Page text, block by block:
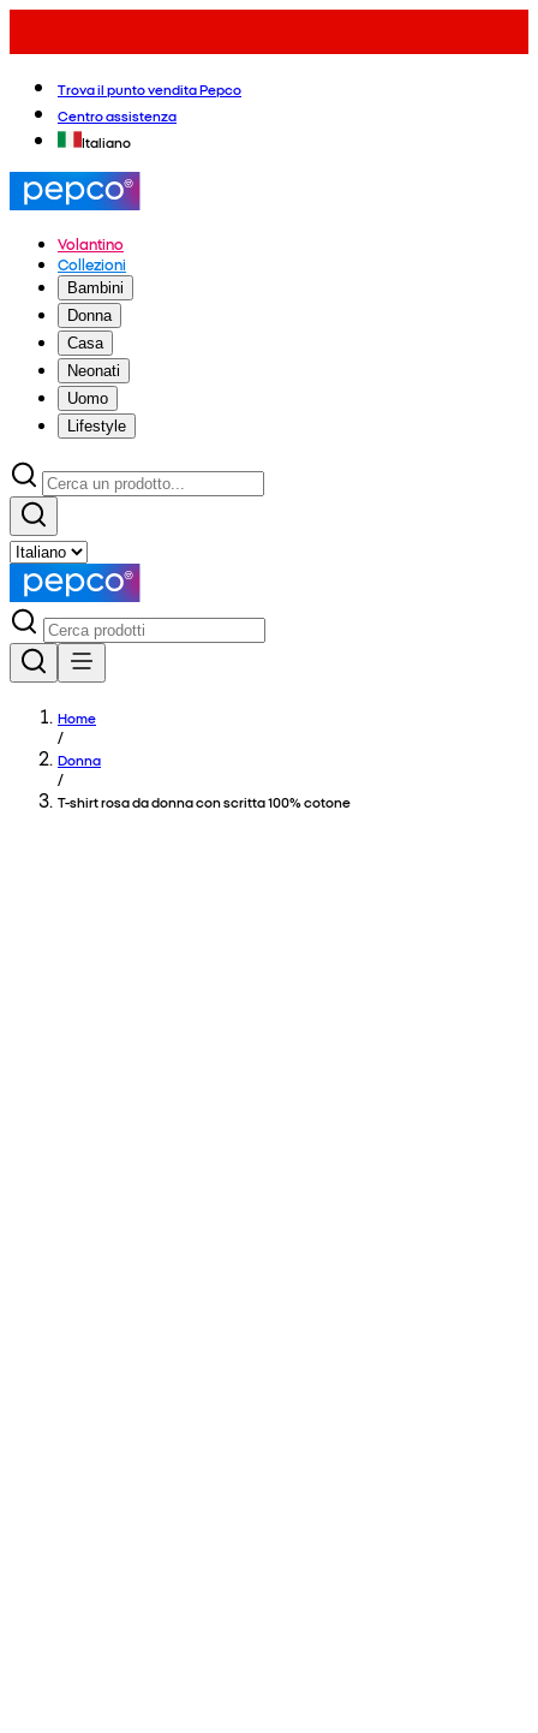
Trova il punto vendita Pepco
Centro assistenza
Italiano
Volantino
Collezioni
Bambini
Donna
Casa
Neonati
Uomo
Lifestyle
Home
/
Donna
/
T-shirt rosa da donna con scritta 100% cotone